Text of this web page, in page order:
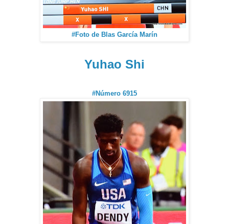
#Foto de Blas García Marín
Yuhao Shi
#Número 6915